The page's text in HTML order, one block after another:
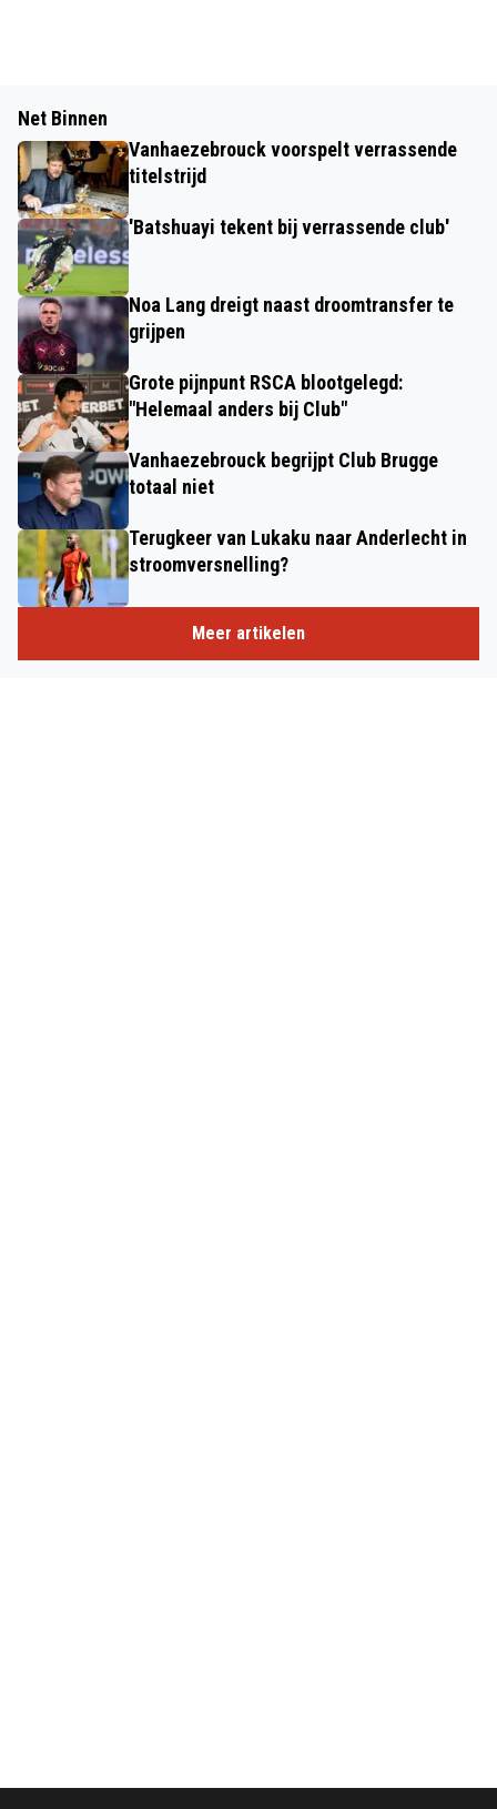
Net Binnen
Vanhaezebrouck voorspelt verrassende
titelstrijd
'Batshuayi tekent bij verrassende club'
Noa Lang dreigt naast droomtransfer te
grijpen
Grote pijnpunt RSCA blootgelegd:
"Helemaal anders bij Club"
Vanhaezebrouck begrijpt Club Brugge
totaal niet
Terugkeer van Lukaku naar Anderlecht in
stroomversnelling?
Meer artikelen